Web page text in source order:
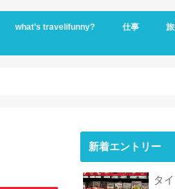
what’s travelifunny? 仕事
ビ
ハ
新着エントリー
タ